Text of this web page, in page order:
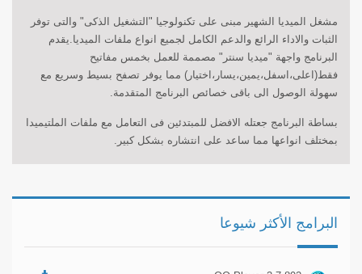
مشغل الميديا الشهير مبنى على تكنولوجيا "التشغيل الذكى" والتى توفر
الثبات والاداء الرائع والدعم الكامل لجميع انواع ملفات الميديا.يقدم
البرنامج واجهة "ميديا سنتر" مصممة للعمل بخمس مفاتيح
فقط(اعلى،اسفل،يمين،يسار،اختيار) مما يوفر تصفح بسيط وسريع مع
سهولة الوصول الى باقى خصائص البرنامج المتقدمة.
بساطة البرنامج جعتله الافضل للمبتدئين فى التعامل مع ملفات الملتيميدا
بمختلف انواعها مما ساعد على انتشاره بشكل كبير.
البرامج الأكثر شيوعا